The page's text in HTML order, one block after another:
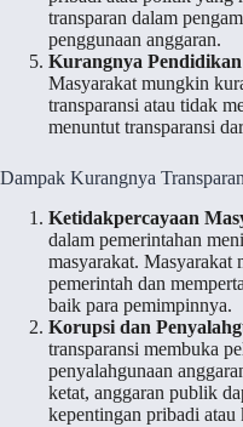
transparan dalam
penggunaan anggaran.
Kurangnya
Masyarakat mungkin
transparansi atau tidak
menuntut transparansi
Dampak Kurangnya
Ketidakpercayaan
dalam pemerintahan
masyarakat. Masyarakat
pemerintah dan
baik para pemimpinnya.
Korupsi dan
transparansi membuka
penyalahgunaan
ketat, anggaran publik
kepentingan pribadi atau